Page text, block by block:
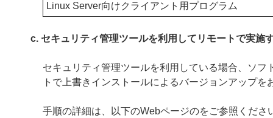
Linux Server向けクライアント用プログラム
c. セキュリティ管理ツールを利用してリモートで実施
セキュリティ管理ツールを利用している場合、ソ
トで上書きインストールによるバージョンアップを
手順の詳細は、以下のWebページのをご参照くださ